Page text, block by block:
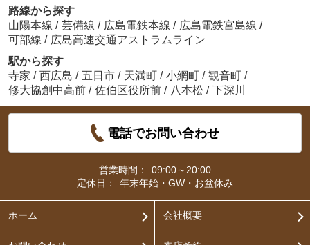
路線から探す
山陽本線 / 芸備線 / 広島電鉄本線 / 広島電鉄宮島線 /
可部線 / 広島高速交通アストラムライン
駅から探す
寺家 / 西広島 / 五日市 / 天満町 / 小網町 / 観音町 /
修大協創中高前 / 佐伯区役所前 / 八本松 / 下深川
電話でお問い合わせ
営業時間：
09:00～20:00
定休日：
年末年始・GW・お盆休み
ホーム 会社概要